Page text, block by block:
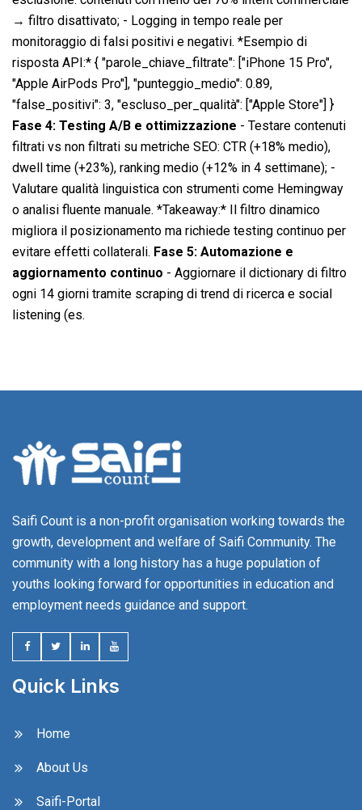
→ filtro disattivato; - Logging in tempo reale per
monitoraggio di falsi positivi e negativi. *Esempio di
risposta API:* { "parole_chiave_filtrate": ["iPhone 15 Pro",
"Apple AirPods Pro"], "punteggio_medio": 0.89,
"false_positivi": 3, "escluso_per_qualità": ["Apple Store"] }
Fase 4: Testing A/B e ottimizzazione - Testare contenuti
filtrati vs non filtrati su metriche SEO: CTR (+18% medio),
dwell time (+23%), ranking medio (+12% in 4 settimane); -
Valutare qualità linguistica con strumenti come Hemingway
o analisi fluente manuale. *Takeaway:* Il filtro dinamico
migliora il posizionamento ma richiede testing continuo per
evitare effetti collaterali. Fase 5: Automazione e
aggiornamento continuo - Aggiornare il dictionary di filtro
ogni 14 giorni tramite scraping di trend di ricerca e social
listening (es.
Saifi Count is a non-profit organisation working towards the
growth, development and welfare of Saifi Community. The
community with a long history has a huge population of
youths looking forward for opportunities in education and
employment needs guidance and support.
Quick Links
Home
About Us
Saifi-Portal